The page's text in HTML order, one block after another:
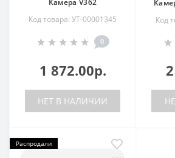
Код товара: УТ-00001345
0
1 872.00р.
НЕТ В НАЛИЧИИ
Код
Распродали